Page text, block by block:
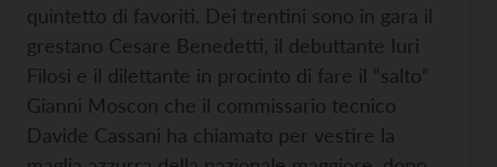
quintetto di favoriti. Dei trentini sono in gara il
grestano Cesare Benedetti, il debuttante Iuri
Filosi e il dilettante in procinto di fare il “salto”
Gianni Moscon che il commissario tecnico
Davide Cassani ha chiamato per vestire la